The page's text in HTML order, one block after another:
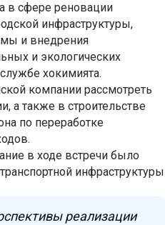
в сфере реновации
инфраструктуры,
и внедрения
и экологических
хокимията.
компании рассмотреть
а также в строительстве
по переработке
в ходе встречи было
инфраструктуры
реализации